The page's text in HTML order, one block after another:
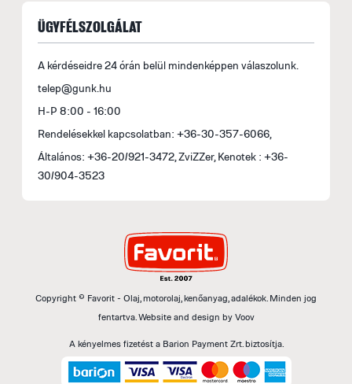
ÜGYFÉLSZOLGÁLAT
A kérdéseidre 24 órán belül mindenképpen válaszolunk.
telep@gunk.hu
H-P 8:00 - 16:00
Rendelésekkel kapcsolatban: +36-30-357-6066,
Általános: +36-20/921-3472, ZviZZer, Kenotek : +36-
30/904-3523
Copyright © Favorit - Olaj, motorolaj, kenőanyag, adalékok. Minden jog
fentartva.Website and design by Voov
A kényelmes fizetést a Barion Payment Zrt. biztosítja.